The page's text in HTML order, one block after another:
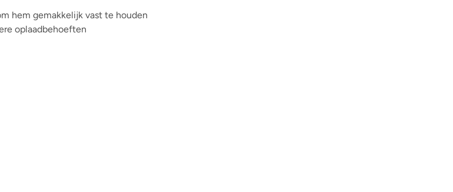
hem gemakkelijk vast te houden
oplaadbehoeften